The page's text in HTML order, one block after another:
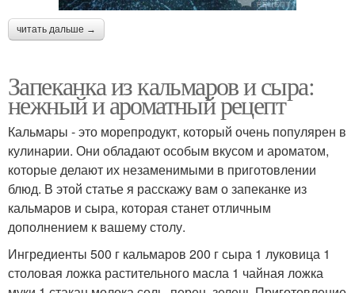
читать дальше →
Запеканка из кальмаров и сыра:
нежный и ароматный рецепт
Кальмары - это морепродукт, который очень популярен в
кулинарии. Они обладают особым вкусом и ароматом,
которые делают их незаменимыми в приготовлении
блюд. В этой статье я расскажу вам о запеканке из
кальмаров и сыра, которая станет отличным
дополнением к вашему столу.
Ингредиенты 500 г кальмаров 200 г сыра 1 луковица 1
столовая ложка растительного масла 1 чайная ложка